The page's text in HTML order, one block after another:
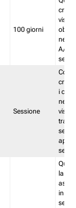
100 giorni
nel
A/B.
Sessione
i
nel
la
in